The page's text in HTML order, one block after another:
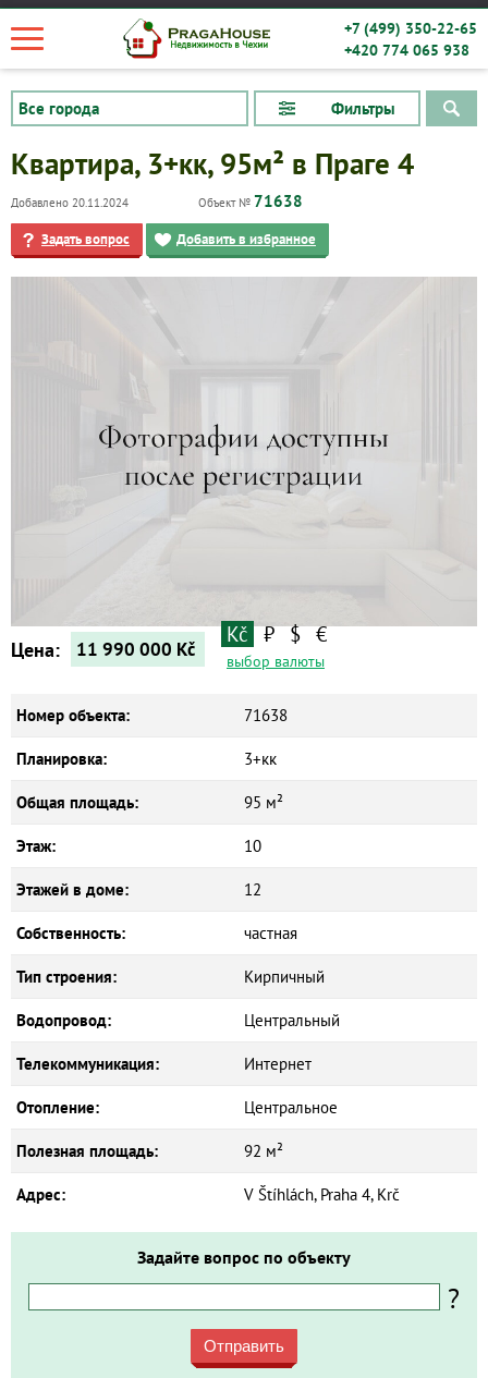
+7 (499) 350-22-65
+420 774 065 938
Фильтры
Квартира, 3+кк, 95м² в Праге 4
Добавлено 20.11.2024 Объект № 71638
Задать вопрос Добавить в избранное
Цена: 11 990 000 Kč
Kč ₽ $ €
выбор валюты
Номер объекта: 71638
Планировка: 3+кк
Общая площадь: 95 м²
Этаж: 10
Этажей в доме: 12
Собственность: частная
Тип строения: Кирпичный
Водопровод: Центральный
Телекоммуникация: Интернет
Отопление: Центральное
Полезная площадь: 92 м²
Адрес: V Štíhlách, Praha 4, Krč
Задайте вопрос по объекту
?
Отправить